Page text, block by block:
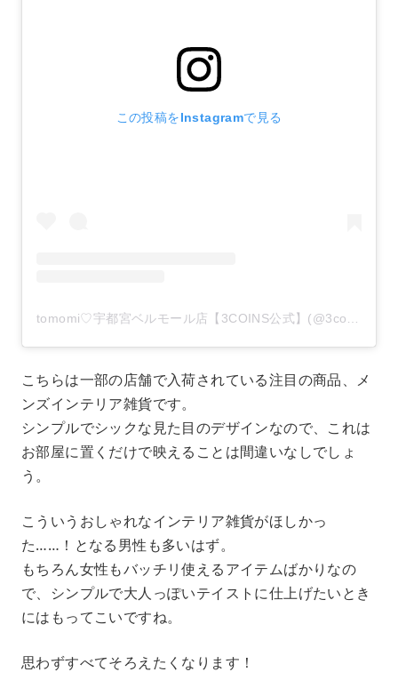
この投稿をInstagramで見る
こちらは一部の店舗で入荷されている注目の商品、メ
ンズインテリア雑貨です。
シンプルでシックな見た目のデザインなので、これは
お部屋に置くだけで映えることは間違いなしでしょ
う。
こういうおしゃれなインテリア雑貨がほしかっ
た……！となる男性も多いはず。
もちろん女性もバッチリ使えるアイテムばかりなの
で、シンプルで大人っぽいテイストに仕上げたいとき
にはもってこいですね。
思わずすべてそろえたくなります！